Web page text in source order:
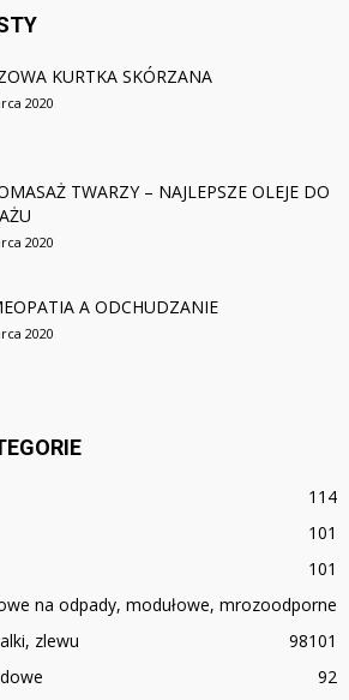
KURTKA SKÓRZANA
2020
TWARZY – NAJLEPSZE OLEJE DO
2020
A ODCHUDZANIE
2020
114
101
101
na odpady, modułowe, mrozoodporne
101
zlewu
98
92